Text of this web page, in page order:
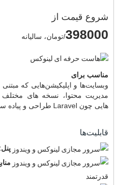
شروع قیمت از
398000/تومان، سالیانه
مناسب برای
وبسایت‌ها و اپلیکیشن‌هایی که
هایی چون Laravel طراحی و پیاده سازی می شوند.
قابلیت‌ها
پنل:
قدرتمند